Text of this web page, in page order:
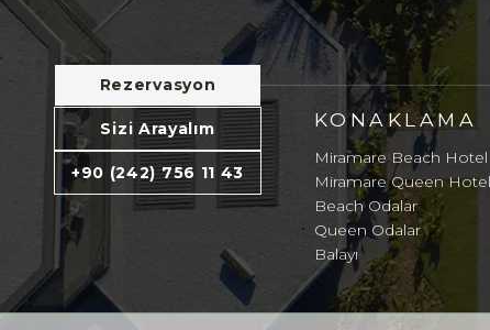
Rezervasyon
Sizi Arayalım
+90 (242) 756 11 43
KONAKLAMA
Miramare Beach Hotel
Miramare Queen Hotel
Beach Odalar
Queen Odalar
Balayı